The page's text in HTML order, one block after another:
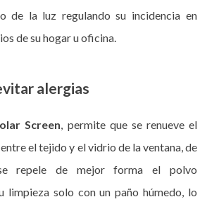
de la luz regulando su incidencia en
de su hogar u oficina.
alergias
Screen, permite que se renueve el
el tejido y el vidrio de la ventana, de
repele de mejor forma el polvo
limpieza solo con un paño húmedo, lo